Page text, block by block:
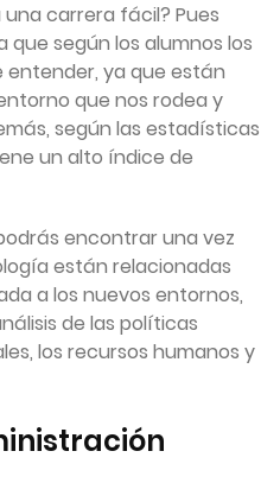
una carrera fácil? Pues
según los alumnos los
ya que están
que nos rodea y
según las estadísticas
un alto índice de
encontrar una vez
están relacionadas
a los nuevos entornos,
de las políticas
los recursos humanos y